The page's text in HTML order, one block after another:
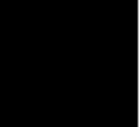
Last Chance